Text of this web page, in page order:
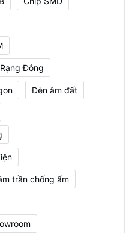
Đông
Đèn âm đất
trần chống ẩm